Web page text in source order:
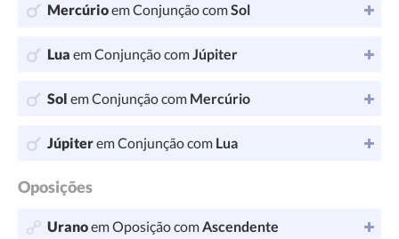
Mercúrioem Conjunção comSol
Lua em Conjunção comJúpiter
Sol em Conjunção com Mercúrio
Júpiterem Conjunção com Lua
Oposições
Uranoem Oposição comAscendente